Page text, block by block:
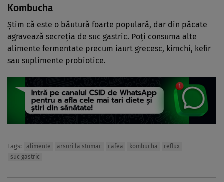
Kombucha
Știm că este o băutură foarte populară, dar din păcate
agravează secreția de suc gastric. Poți consuma alte
alimente fermentate precum iaurt grecesc, kimchi, kefir
sau suplimente probiotice.
Tags: alimente arsuri la stomac cafea kombucha
reflux
suc gastric